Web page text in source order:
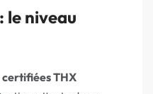
le niveau
certifiées THX